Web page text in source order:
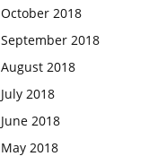
October 2018
September 2018
August 2018
July 2018
June 2018
May 2018